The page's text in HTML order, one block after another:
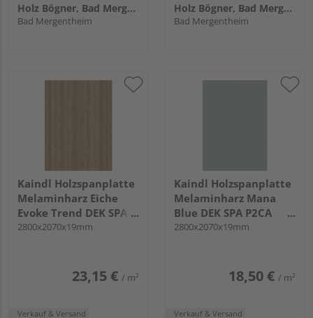
Holz Bögner, Bad Mergentheim
Bad Mergentheim
Holz Bögner, Bad Mergentheim
Bad Mergentheim
Kaindl Holzspanplatte
Melaminharz Eiche
Evoke Trend DEK SPA
P2CA K4421 IR KL
2800x2070x19mm
23,15 € / m²
Verkauf & Versand
Kaindl Holzspanplatte
Melaminharz Mana
Blue DEK SPA P2CA
25719 NM KNL
2800x2070x19mm
18,50 € / m²
Verkauf & Versand